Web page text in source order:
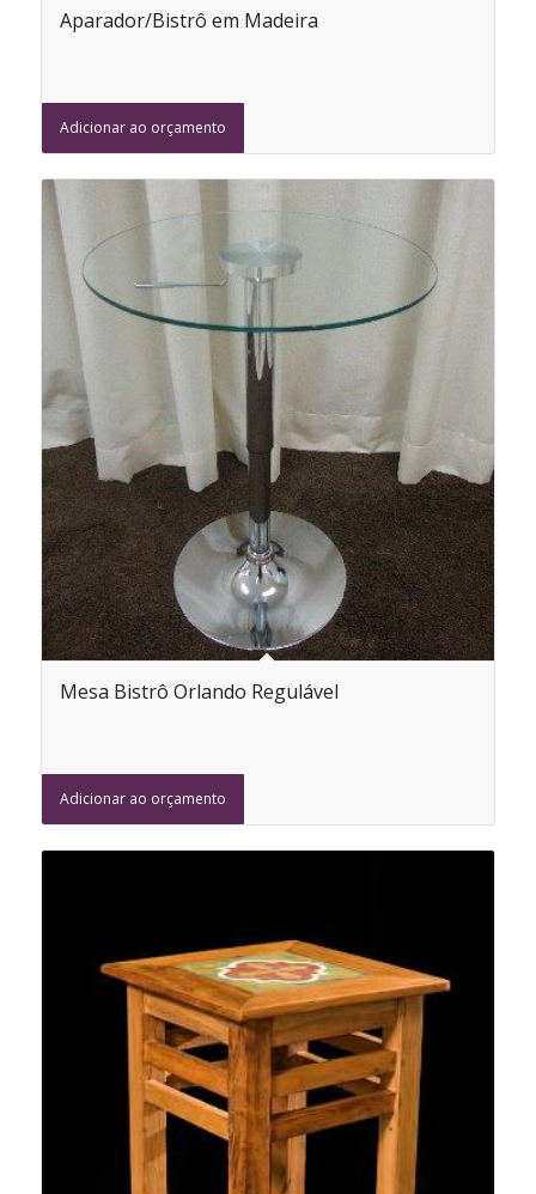
Aparador/Bistrô em Madeira
Adicionar ao orçamento
Mesa Bistrô Orlando Regulável
Adicionar ao orçamento